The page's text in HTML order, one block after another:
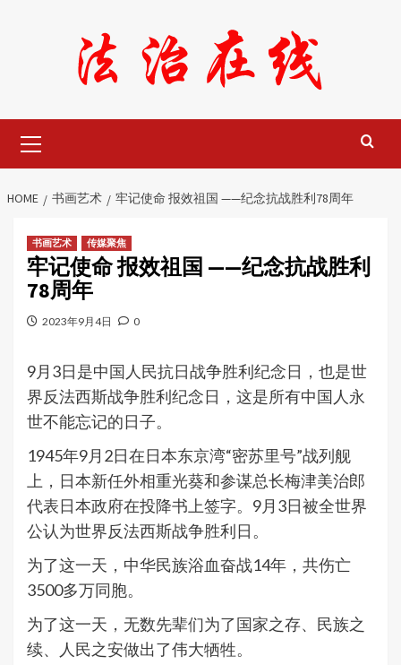
Menu
HOME 书画艺术 牢记使命 报效祖国 ——纪念抗战胜利78周年
书画艺术 传媒聚焦
牢记使命 报效祖国 ——纪念抗战胜利
78周年
2023年9月4日 0
9月3日是中国人民抗日战争胜利纪念日，也是世
界反法西斯战争胜利纪念日，这是所有中国人永
世不能忘记的日子。
1945年9月2日在日本东京湾“密苏里号”战列舰
上，日本新任外相重光葵和参谋总长梅津美治郎
代表日本政府在投降书上签字。9月3日被全世界
公认为世界反法西斯战争胜利日。
为了这一天，中华民族浴血奋战14年，共伤亡
3500多万同胞。
为了这一天，无数先辈们为了国家之存、民族之
续、人民之安做出了伟大牺牲。